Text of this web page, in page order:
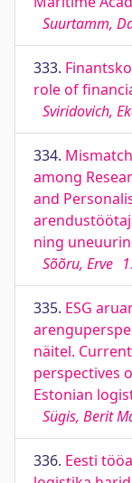
Suurtamm,
333.
role of
Sviridovich,
334.
among
and
ning
Sõõru, Erve
335. ESG
näitel.
perspectives
Estonian
Sügis, Berit
336. Eesti